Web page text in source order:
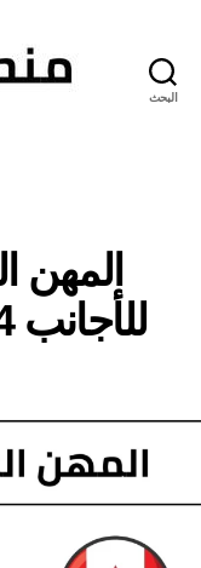
البحث
المهن
للأجانب 2024 (مع الرواتب)